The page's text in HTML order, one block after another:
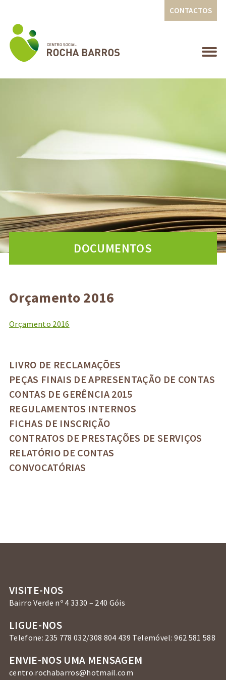
CONTACTOS
DOCUMENTOS
LIVRO DE RECLAMAÇÕES
PEÇAS FINAIS DE APRESENTAÇÃO DE CONTAS
CONTAS DE GERÊNCIA 2015
REGULAMENTOS INTERNOS
FICHAS DE INSCRIÇÃO
CONTRATOS DE PRESTAÇÕES DE SERVIÇOS
RELATÓRIO DE CONTAS
CONVOCATÓRIAS
Orçamento 2016
Orçamento 2016
VISITE-NOS
Bairro Verde nº 4 3330 – 240 Góis
LIGUE-NOS
Telefone: 235 778 032/308 804 439 Telemóvel: 962 581 588
ENVIE-NOS UMA MENSAGEM
centro.rochabarros@hotmail.com